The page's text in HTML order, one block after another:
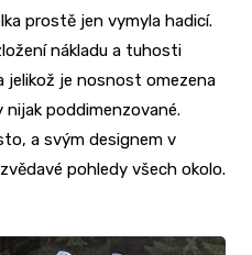
prostě jen vymyla hadicí.
nákladu a tuhosti
jelikož je nosnost omezena
nijak poddimenzované.
a svým designem v
pohledy všech okolo.